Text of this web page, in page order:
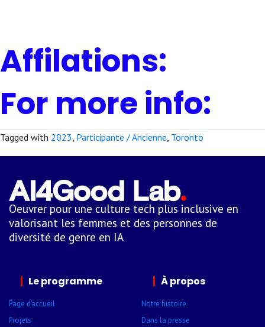
Affilations:
For more info:
Tagged with 2023 Participante / Ancienne Toronto
Oeuvrer pour une culture tech plus inclusive en
valorisant les femmes et des personnes de
diversité de genre en IA
Le programme
Page d’accueil
Projets
À propos
Notre histoire
Dans la presse